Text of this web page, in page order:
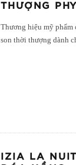
THƯỢNG
Thương hiệu mỹ phẩm
son thời thượng dành
IZIA LA